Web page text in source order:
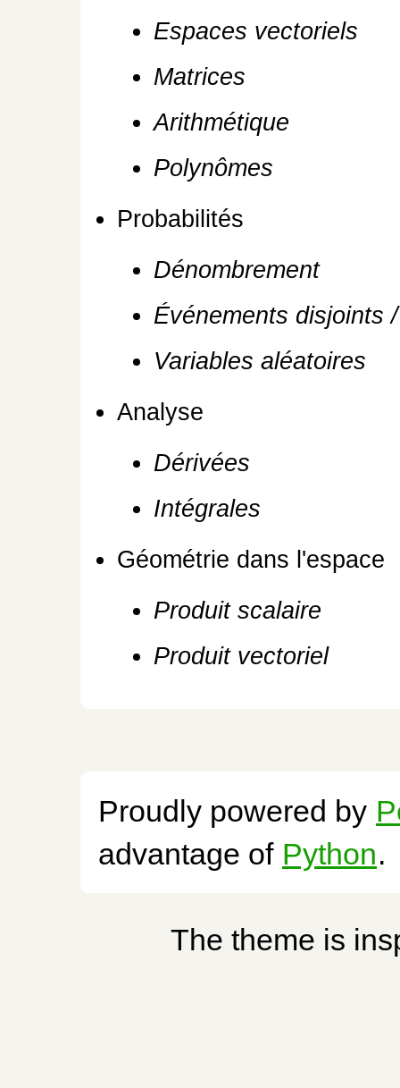
Espaces vectoriels
Matrices
Arithmétique
Polynômes
Probabilités
Dénombrement
Événements disjoints
Variables aléatoires
Analyse
Dérivées
Intégrales
Géométrie dans l'espace
Produit scalaire
Produit vectoriel
Proudly powered by
advantage of Python.
The theme is